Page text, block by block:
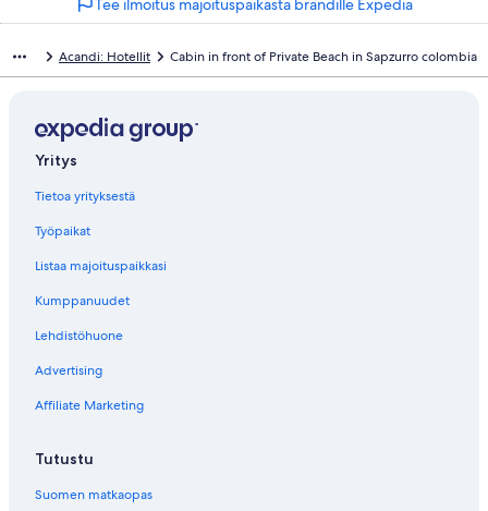
Tee ilmoitus majoituspaikasta brändille Expedia
Acandi: Hotellit Cabin in front of Private Beach in Sapzurro colombia
Yritys
Tietoa yrityksestä
Työpaikat
Listaa majoituspaikkasi
Kumppanuudet
Lehdistöhuone
Advertising
Affiliate Marketing
Tutustu
Suomen matkaopas